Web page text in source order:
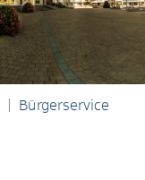
Bürgerservice